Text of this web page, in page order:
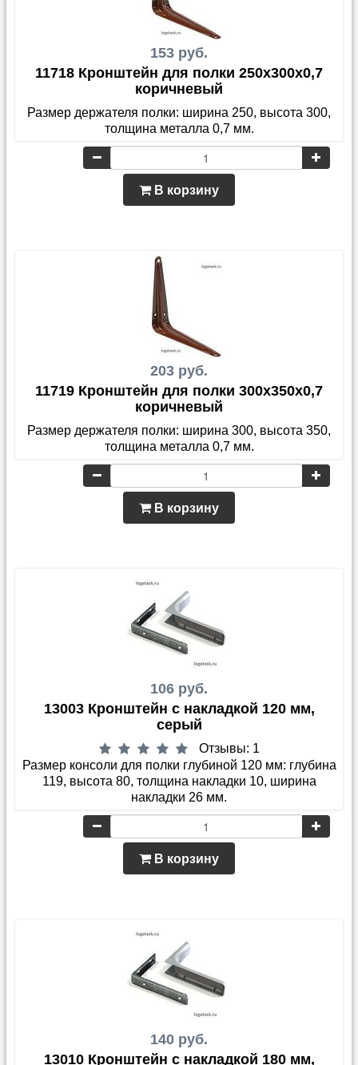
153 руб.
11718 Кронштейн для полки 250x300x0,7
коричневый
Размер держателя полки: ширина 250, высота 300,
толщина металла 0,7 мм.
В корзину
203 руб.
11719 Кронштейн для полки 300x350x0,7
коричневый
Размер держателя полки: ширина 300, высота 350,
толщина металла 0,7 мм.
В корзину
106 руб.
13003 Кронштейн с накладкой 120 мм,
серый
Отзывы: 1
Размер консоли для полки глубиной 120 мм: глубина
119, высота 80, толщина накладки 10, ширина
накладки 26 мм.
В корзину
140 руб.
13010 Кронштейн с накладкой 180 мм,